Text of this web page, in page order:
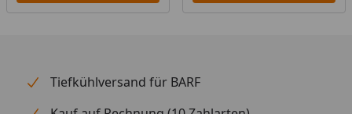
Tiefkühlversand für BARF